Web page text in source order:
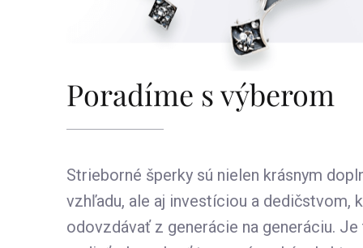
Poradíme s výberom
Strieborné šperky sú nielen krásnym
vzhľadu, ale aj investíciou a dedičstvom,
odovzdávať z generácie na generáciu.